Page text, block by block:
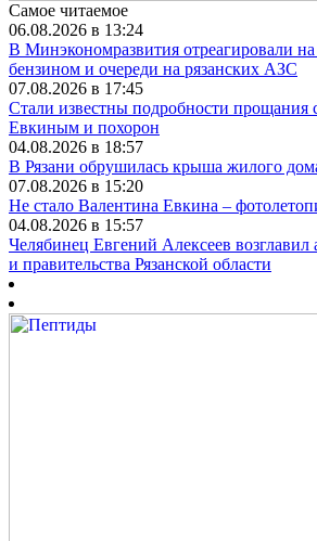
Самое читаемое
06.08.2026 в 13:24
В Минэкономразвития отреагировали
бензином и очереди на рязанских АЗС
07.08.2026 в 17:45
Стали известны подробности прощания
Евкиным и похорон
04.08.2026 в 18:57
В Рязани обрушилась крыша жилого
07.08.2026 в 15:20
Не стало Валентина Евкина –
04.08.2026 в 15:57
Челябинец Евгений Алексеев возглавил
и правительства Рязанской области